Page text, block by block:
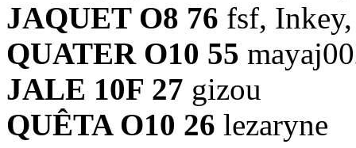
JAQUET O8 76 fsf, Inkey,
QUATER O10 55
JALE 10F 27 gizou
QUÊTA O10 26 lezaryne